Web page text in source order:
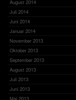
August 2014
Juli 2014
Juni 2014
Januar 2014
November 2013
Oktober 2013
September 2013
August 2013
Juli 2013
Juni 2013
Mai 2013